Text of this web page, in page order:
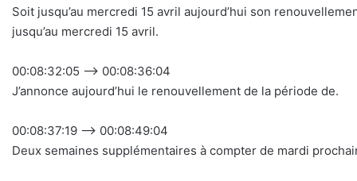
Soit jusqu’au mercredi 15 avril aujourd’hui son
jusqu’au mercredi 15 avril.
00:08:32:05 –> 00:08:36:04
J’annonce aujourd’hui le renouvellement de la période de.
00:08:37:19 –> 00:08:49:04
Deux semaines supplémentaires à compter de mardi